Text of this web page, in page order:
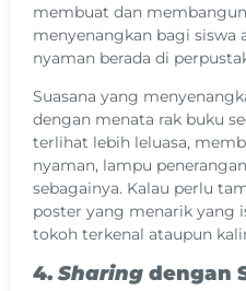
membuat dan
menyenangkan bagi siswa
nyaman berada di
Suasana yang
dengan menata rak buku
terlihat lebih leluasa,
nyaman, lampu
sebagainya. Kalau perlu
poster yang menarik yang
tokoh terkenal ataupun
4.Sharing dengan